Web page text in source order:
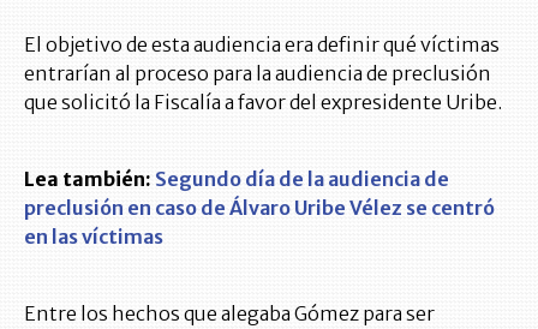
El objetivo de esta audiencia era definir qué víctimas
entrarían al proceso para la audiencia de preclusión
que solicitó la Fiscalía a favor del expresidente Uribe.
Lea también: Segundo día de la audiencia de
preclusión en caso de Álvaro Uribe Vélez se centró
en las víctimas
Entre los hechos que alegaba Gómez para ser